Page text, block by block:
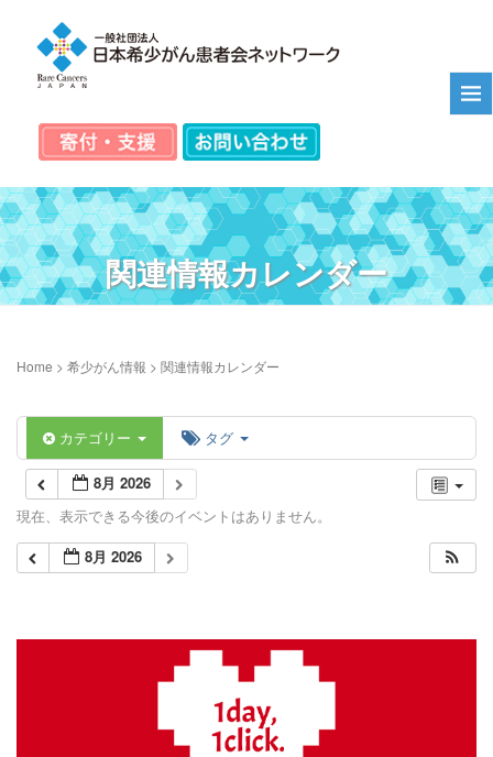
関連情報カレンダー
Home > 希少がん情報 > 関連情報カレンダー
カテゴリー タグ
8月 2026
現在、表示できる今後のイベントはありません。
8月 2026